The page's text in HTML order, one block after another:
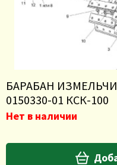
БАРАБАН
0150330-01 КСК-100
Нет в наличии